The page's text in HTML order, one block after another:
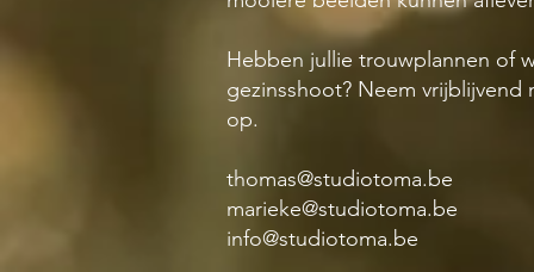
Hebben jullie trouwplannen of
gezinsshoot? Neem vrijblijvend
op.
thomas@studiotoma.be
marieke@studiotoma.be
info@studiotoma.be